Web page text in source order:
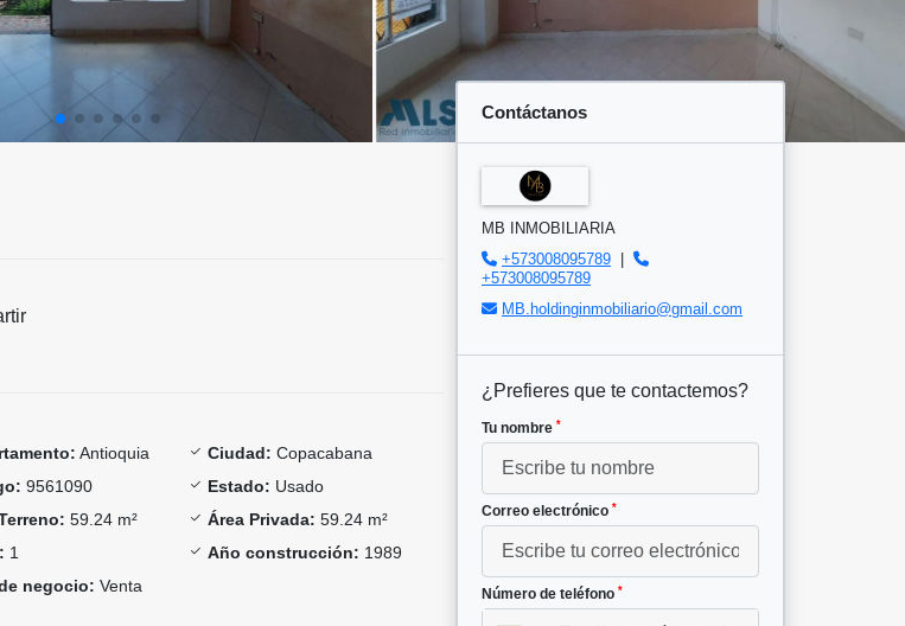
Antioquia Ciudad: Copacabana
9561090 Estado: Usado
59.24 m² Área Privada: 59.24 m²
1 Año construcción: 1989
negocio: Venta
Contáctanos
MB INMOBILIARIA
+573008095789
+573008095789
MB.holdinginmobiliario@gmail.com
¿Prefieres que te contactemos?
Tu nombre *
Correo electrónico *
Número de teléfono *